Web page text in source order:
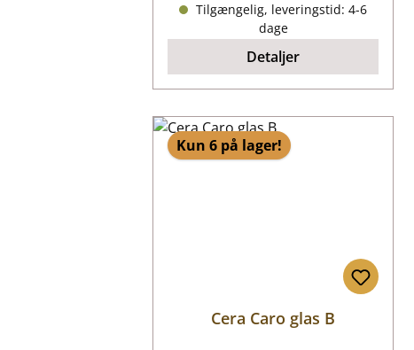
Tilgængelig, leveringstid: 4-6
dage
Detaljer
Kun 6 på lager!
Cera Caro glas B